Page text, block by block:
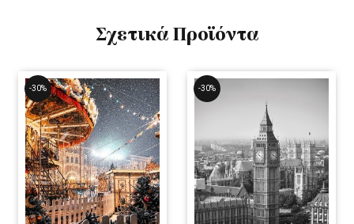
Σχετικά Προϊόντα
-30% -30%